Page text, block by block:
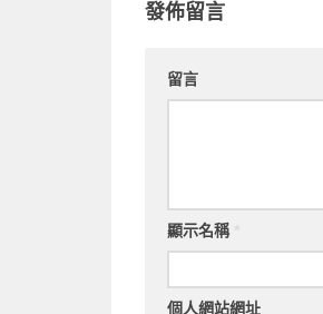
發佈留言
留言
顯示名稱
個人網站網址